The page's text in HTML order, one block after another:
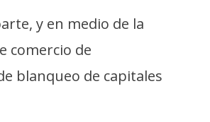
y en medio de la
comercio de
blanqueo de capitales